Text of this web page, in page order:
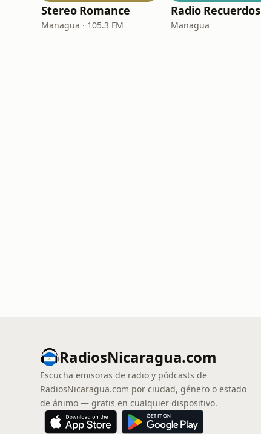
Stereo Romance
Managua · 105.3 FM
Radio Recuerdos
Managua
RadiosNicaragua.com
Escucha emisoras de radio y pódcasts de
RadiosNicaragua.com por ciudad, género o estado
de ánimo — gratis en cualquier dispositivo.